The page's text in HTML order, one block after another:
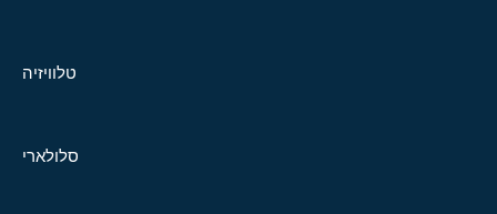
טלוויזיה
סלולארי